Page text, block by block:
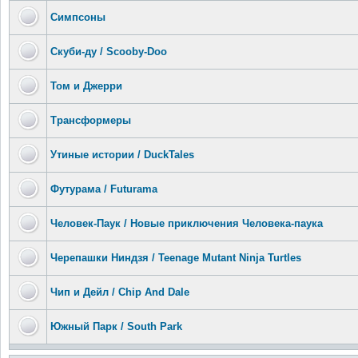
Симпсоны
Скуби-ду / Scooby-Doo
Том и Джерри
Трансформеры
Утиные истории / DuckTales
Футурама / Futurama
Человек-Паук / Новые приключения Человека-паука
Черепашки Ниндзя / Teenage Mutant Ninja Turtles
Чип и Дейл / Chip And Dale
Южный Парк / South Park